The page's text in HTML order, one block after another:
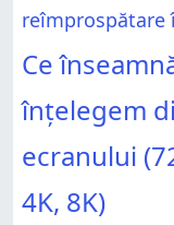
reîmprospătare
Ce
înțelegem
ecranului
4K, 8K)